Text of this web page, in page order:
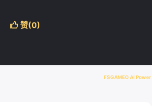
 赞(0)
FSGAMEO AI Power